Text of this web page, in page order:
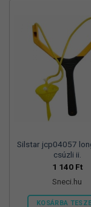
Silstar jcp04057
csúzli ii.
1 140 Ft
Sneci.hu
KOSÁRBA